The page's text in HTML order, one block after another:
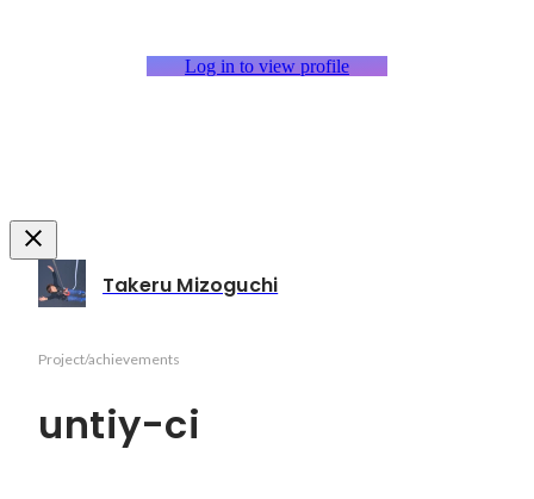
Log in to view profile
Takeru Mizoguchi
Project/achievements
untiy-ci